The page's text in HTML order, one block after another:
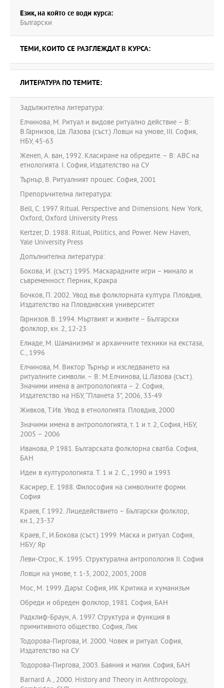
Език, на който се води курса:
Български
ТЕМИ, КОИТО СЕ РАЗГЛЕЖДАТ В КУРСА:
ЛИТЕРАТУРА ПО ТЕМИТЕ:
Задължителна литература:
Елчинова, М. Ритуал и видове ритуално действие – В:
В.Гарнизов, Цв. Лазова (съст.) Ловци на умове, ІІІ. София,
НБУ, 45-63
Женеп, А. ван, 1992. Класиране на обредите. – В: АВС на
етнологията. I. София, Издателство на СУ
Търнър, В. Ритуалният процес. София, 2001
Препоръчителна литература:
Bell, C. 1997. Ritual. Perspective and Dimensions. New York,
Oxford, Oxford University Press
Kertzer, D. 1988. Ritual, Politics, and Power. New Haven,
Yale University Press
Допълнителна литература:
Бокова, И. (съст.) 1995. Маскарадните игри – минало и
съвременност. Перник, Кракра
Бочков, П. 2002. Увод във фолклорната култура. Пловдив,
Издателство на Пловдивския университет
Гарнизов. В. 1994. Мъртвият и живите – Български
фолклор, кн. 2, 12-23
Елиаде, М. Шаманизмът и архаичните техники на екстаза,
С., 1996
Елчинова, М. Виктор Търнър и изследването на
ритуалните символи. – В: М.Елчинова, Ц.Лазова (съст.).
Значими имена в антропологията – 2. София,
Издателство на НБУ, “Планета 3”, 2006, 33-49
Живков, Т.Ив. Увод в етнологията. Пловдив, 2000
Значими имена в антропологията, т. 1 и т. 2, София, НБУ,
2005 – 2006
Иванова, Р. 1981. Българската фолклорна сватба. София,
БАН
Идеи в културологията. Т. 1 и 2. С., 1990 и 1993
Касирер, Е. 1988. Философия на символните форми.
София
Краев, Г. 1992. Лицедействието – Български фолклор,
кн.1, 23-37
Краев, Г., И.Бокова (съст.) 1999. Маска и ритуал. София,
НБУ/ Яр
Леви-Строс, К. 1995. Структурална антропология II. София
Ловци на умове, т. 1-3, 2002, 2003, 2008
Мос, М. 1999. Дарът. София, ИК Критика и хуманизъм
Обреди и обреден фолклор, 1981. София, БАН
Радклиф-Браун, А. 1997. Структура и функция в
примитивното общество. София, Лик
Тодорова-Пиргова, И. 2000. Човек и ритуал. София,
Издателство на СУ
Тодорова-Пиргова, 2003. Баяния и магии. София, БАН
Barnard A., 2000. History and Theory in Anthropology,